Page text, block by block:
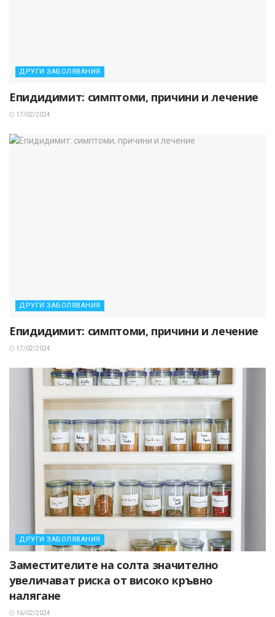
ДРУГИ ЗАБОЛЯВАНИЯ
Епидидимит: симптоми, причини и лечение
17/02/2024
ДРУГИ ЗАБОЛЯВАНИЯ
Епидидимит: симптоми, причини и лечение
17/02/2024
ДРУГИ ЗАБОЛЯВАНИЯ
Заместителите на солта значително
увеличават риска от високо кръвно
налягане
16/02/2024